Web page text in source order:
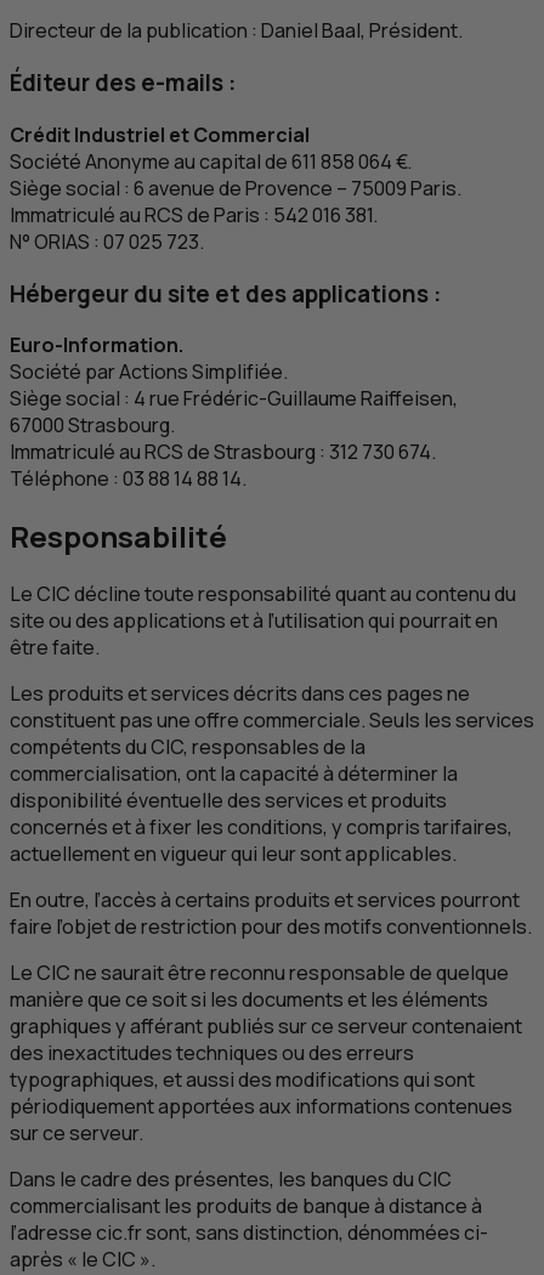
Directeur de la publication : Daniel Baal, Président.
Éditeur des e-mails :
Crédit Industriel et Commercial
Société Anonyme au capital de 611 858 064 €.
Siège social : 6 avenue de Provence – 75009 Paris.
Immatriculé auRCSde Paris : 542 016 381.
N° ORIAS : 07 025 723.
Hébergeur du site et des applications :
Euro-Information.
Société par Actions Simplifiée.
Siège social : 4 rue Frédéric-Guillaume Raiffeisen,
67000 Strasbourg.
Immatriculé auRCSde Strasbourg : 312 730 674.
Téléphone : 03 88 14 88 14.
Responsabilité
LeCICdécline toute responsabilité quant au contenu du
site ou des applications et à l’utilisation qui pourrait en
être faite.
Les produits et services décrits dans ces pages ne
constituent pas une offre commerciale. Seuls les services
compétents duCIC, responsables de la
commercialisation, ont la capacité à déterminer la
disponibilité éventuelle des services et produits
concernés et à fixer les conditions, y compris tarifaires,
actuellement en vigueur qui leur sont applicables.
En outre, l’accès à certains produits et services pourront
faire l’objet de restriction pour des motifs conventionnels.
LeCICne saurait être reconnu responsable de quelque
manière que ce soit si les documents et les éléments
graphiques y afférant publiés sur ce serveur contenaient
des inexactitudes techniques ou des erreurs
typographiques, et aussi des modifications qui sont
périodiquement apportées aux informations contenues
sur ce serveur.
Dans le cadre des présentes, les banques duCIC
commercialisant les produits de banque à distance à
l’adresse cic.fr sont, sans distinction, dénommées ci-
après « leCIC ».